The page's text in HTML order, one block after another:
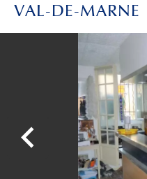
VAL-DE-MARNE